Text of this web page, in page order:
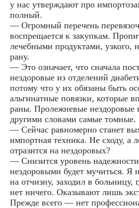
у нас утверждают про
полный.
— Огромный перечень
воспрещается к закупкам.
лечебными продуктами, узкого,
рану.
— Это означает, что сначала
нездоровые из отделений
потому что у их обязаны быть
альгинатные повязки, которые
раны. Пролежневые нездоровые
другими словами самые томные.
— Сейчас равномерно станет
импортная техника. Не сходу, а
отразится на нездоровых?
— Снизится уровень
нездоровыми будет мучиться. Я
на отчизну, заходил в больницу,
нет ничего. Оказывают лишь
Прежде всего — нет